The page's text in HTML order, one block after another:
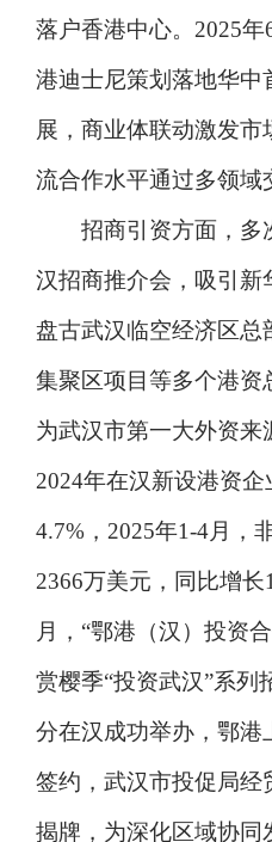
落户香港中心。2025
港迪士尼策划落地华中
展，商业体联动激发
流合作水平通过多领域
招商引资方面，多
汉招商推介会，吸引新
盘古武汉临空经济区总
集聚区项目等多个港资
为武汉市第一大外资来
2024年在汉新设港资
4.7%，2025年1-4月，
2366万美元，同比增长
月，“鄂港（汉）投资
赏樱季“投资武汉”系列
分在汉成功举办，鄂港
签约，武汉市投促局经
揭牌，为深化区域协同